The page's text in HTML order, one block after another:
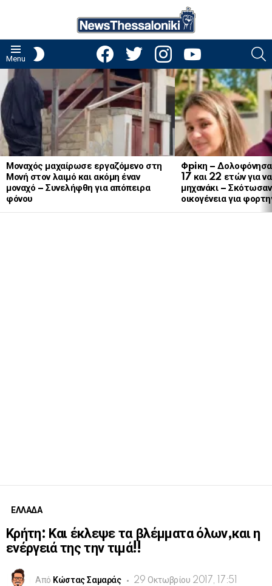
Menu
facebooktwitter instagramyoutube
LATEST
STORIES
Μοναχός μαχαίρωσε εργαζόμενο στη
Μονή στον λαιμό και ακόμη έναν
μοναχό – Συνελήφθη για απόπειρα
φόνου
Φpiκη –
17 και 22 ετών για
μηχανάκι – Σκότωσαν
οικογένεια για
ΕΛΛΑΔΑ
Κρήτη: Και έκλεψε τα βλέμματα όλων,και η
ενέργειά της την τιμά!!
Από Κώστας Σαμαράς 29 Οκτωβρίου 2017, 17:51